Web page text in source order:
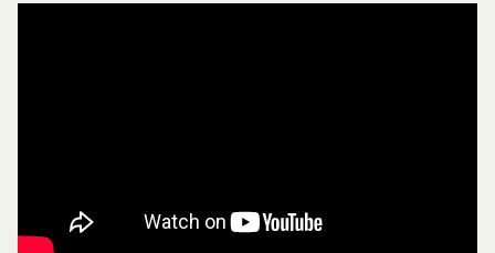
す。）をご提供いただく場合があります。
氏名、生年月日、性別、職業等プロフィールに関す
携により利用できるすべてのサービスをいいます。